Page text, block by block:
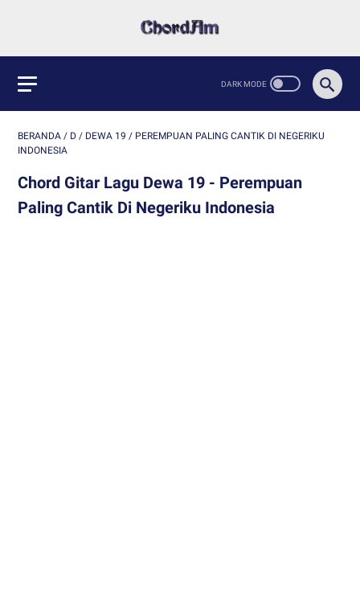
BERANDA / D / DEWA 19 / PEREMPUAN PALING CANTIK DI NEGERIKU
INDONESIA
Chord Gitar Lagu Dewa 19 - Perempuan
Paling Cantik Di Negeriku Indonesia